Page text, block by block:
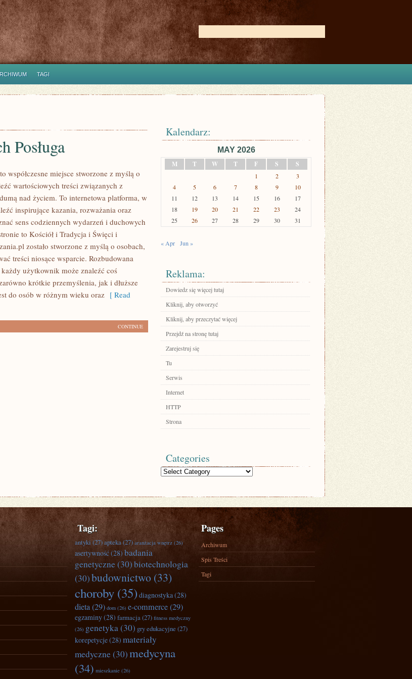
TAGI
Posługa
współczesne miejsce stworzone z myślą o
wartościowych treści związanych z
nad życiem. To internetowa platforma, w
inspirujące kazania, rozważania oraz
sens codziennych wydarzeń i duchowych
to Kościół i Tradycja i Święci i
zostało stworzone z myślą o osobach,
treści niosące wsparcie. Rozbudowana
użytkownik może znaleźć coś
krótkie przemyślenia, jak i dłuższe
do osób w różnym wieku oraz [ Read
CONTINUE
Kalendarz:
MAY 2026
M
T W T F S S
1 2
3
4
5 6 7 8 9
10
11
12 13 14 15 16
17
18
19 20 21 22 23
24
25
26 27 28 29 30 31
« Apr Jun »
Reklama:
Dowiedz się więcej tutaj
Kliknij, aby otworzyć
Kliknij, aby przeczytać więcej
Przejdź na stronę tutaj
Zarejestruj się
Tu
Serwis
Internet
HTTP
Strona
Categories
Categories
Tagi:
antyki(27)apteka(27) aranżacja wnętrz (26)
asertywność(28) badania
genetyczne (30)biotechnologia
(30)budownictwo (33)
choroby (35) diagnostyka(28)
dieta(29) dom (26) e-commerce(29)
egzaminy(28) farmacja(27) fitness medyczny
(26) genetyka(30) gry edukacyjne (27)
korepetycje(28) materiały
medyczne (30)medycyna
(34) mieszkanie (26)
Pages
Archiwum
Spis Treści
Tagi